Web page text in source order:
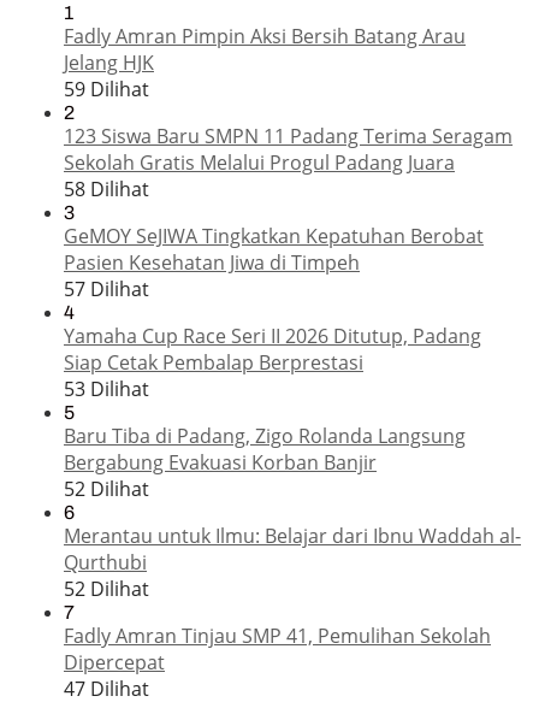
1
Fadly Amran Pimpin Aksi Bersih Batang Arau
Jelang HJK
59 Dilihat
2
123 Siswa Baru SMPN 11 Padang Terima Seragam
Sekolah Gratis Melalui Progul Padang Juara
58 Dilihat
3
GeMOY SeJIWA Tingkatkan Kepatuhan Berobat
Pasien Kesehatan Jiwa di Timpeh
57 Dilihat
4
Yamaha Cup Race Seri II 2026 Ditutup, Padang
Siap Cetak Pembalap Berprestasi
53 Dilihat
5
Baru Tiba di Padang, Zigo Rolanda Langsung
Bergabung Evakuasi Korban Banjir
52 Dilihat
6
Merantau untuk Ilmu: Belajar dari Ibnu Waddah al-
Qurthubi
52 Dilihat
7
Fadly Amran Tinjau SMP 41, Pemulihan Sekolah
Dipercepat
47 Dilihat